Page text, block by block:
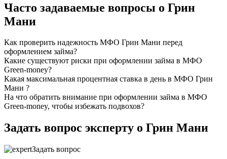
Часто задаваемые вопросы о Грин
Мани
Как проверить надежность МФО Грин Мани перед
оформлением займа?
Какие существуют риски при оформлении займа в МФО
Green-money?
Какая максимальная процентная ставка в день в МФО Грин
Мани ?
На что обратить внимание при оформлении займа в МФО
Green-money, чтобы избежать подвохов?
Задать вопрос эксперту о Грин Мани
Задать вопрос